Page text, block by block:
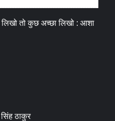
लिखो तो कुछ अच्छा लिखो : आशा
ठाकुर